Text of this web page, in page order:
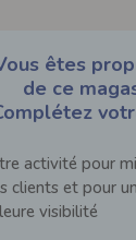
êtes
de ce
activité pour
clients et pour
visibilité